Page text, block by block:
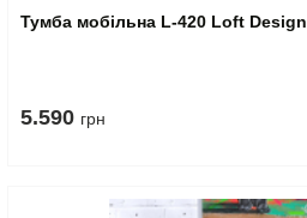
Тумба мобільна L-420 Loft Design
5.590 грн